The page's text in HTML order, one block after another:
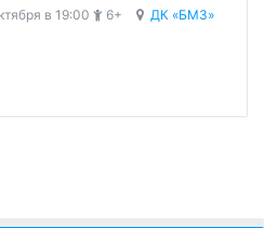
в 19:00 6+ ДК «БМЗ»